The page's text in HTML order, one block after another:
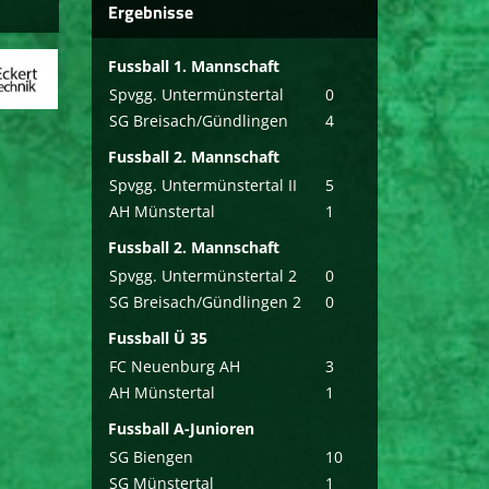
Ergebnisse
Fussball 1. Mannschaft
Spvgg. Untermünstertal
0
SG Breisach/Gündlingen
4
Fussball 2. Mannschaft
Spvgg. Untermünstertal II
5
AH Münstertal
1
Fussball 2. Mannschaft
Spvgg. Untermünstertal 2
0
SG Breisach/Gündlingen 2
0
Fussball Ü 35
FC Neuenburg AH
3
AH Münstertal
1
Fussball A-Junioren
SG Biengen
10
SG Münstertal
1